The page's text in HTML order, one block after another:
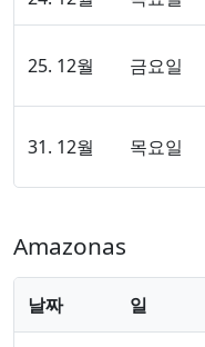
25. 12월 금요일
31. 12월 목요일
Amazonas
날짜 일